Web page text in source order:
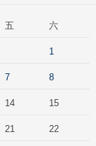
五 六
1
7 8
14 15
21 22